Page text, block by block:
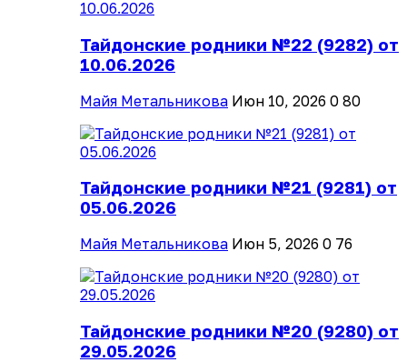
Тайдонские родники №22 (9282) от
10.06.2026
Майя Метальникова Июн 10, 2026 0 80
Тайдонские родники №21 (9281) от
05.06.2026
Майя Метальникова Июн 5, 2026 0 76
Тайдонские родники №20 (9280) от
29.05.2026